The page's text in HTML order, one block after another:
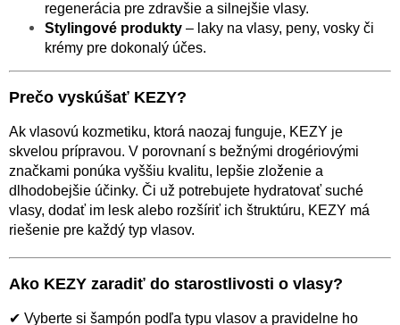
regenerácia pre zdravšie a silnejšie vlasy.
Stylingové produkty – laky na vlasy, peny, vosky či
krémy pre dokonalý účes.
Prečo vyskúšať KEZY?
Ak vlasovú kozmetiku, ktorá naozaj funguje, KEZY je
skvelou prípravou. V porovnaní s bežnými drogériovými
značkami ponúka vyššiu kvalitu, lepšie zloženie a
dlhodobejšie účinky. Či už potrebujete hydratovať suché
vlasy, dodať im lesk alebo rozšíriť ich štruktúru, KEZY má
riešenie pre každý typ vlasov.
Ako KEZY zaradiť do starostlivosti o vlasy?
✔ Vyberte si šampón podľa typu vlasov a pravidelne ho